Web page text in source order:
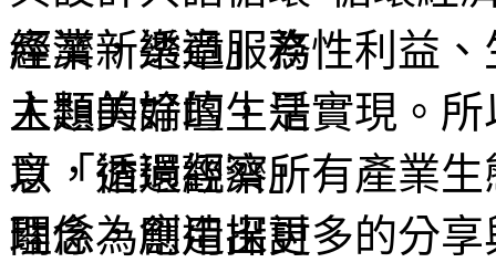
產業，透過服務性利益
人類美好的生活實現。
意，透過觀察所有產業
關係，創造出更多的分